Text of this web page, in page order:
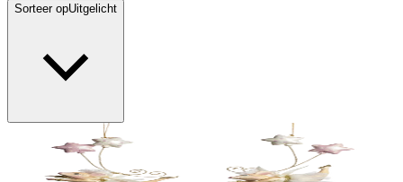
Sorteer opUitgelicht